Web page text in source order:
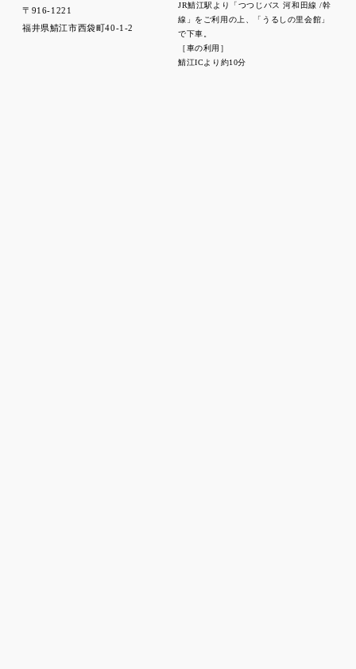
〒916-1221
福井県鯖江市西袋町40-1-2
JR鯖江駅より「つつじバス 河和田線 /幹
線」をご利用の上、「うるしの里会館」
で下車。
［車の利用］
鯖江ICより約10分